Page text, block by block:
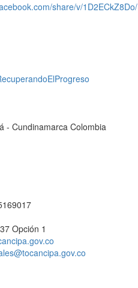
share/v/1D2ECkZ8Do/
- Cundinamarca Colombia
Opción 1